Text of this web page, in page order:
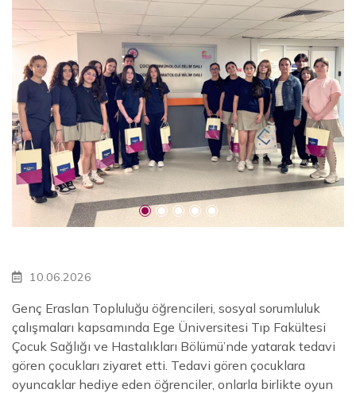
10.06.2026
Genç Eraslan Topluluğu öğrencileri, sosyal sorumluluk
çalışmaları kapsamında Ege Üniversitesi Tıp Fakültesi
Çocuk Sağlığı ve Hastalıkları Bölümü’nde yatarak tedavi
gören çocukları ziyaret etti. Tedavi gören çocuklara
oyuncaklar hediye eden öğrenciler, onlarla birlikte oyun